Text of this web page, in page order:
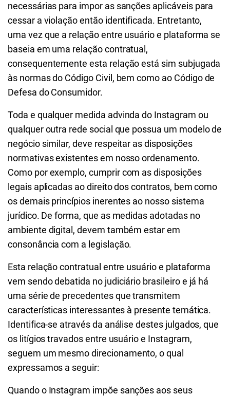
necessárias para impor as sanções aplicáveis para
cessar a violação então identificada. Entretanto,
uma vez que a relação entre usuário e plataforma se
baseia em uma relação contratual,
consequentemente esta relação está sim subjugada
às normas do Código Civil, bem como ao Código de
Defesa do Consumidor.
Toda e qualquer medida advinda do Instagram ou
qualquer outra rede social que possua um modelo de
negócio similar, deve respeitar as disposições
normativas existentes em nosso ordenamento.
Como por exemplo, cumprir com as disposições
legais aplicadas ao direito dos contratos, bem como
os demais princípios inerentes ao nosso sistema
jurídico. De forma, que as medidas adotadas no
ambiente digital, devem também estar em
consonância com a legislação.
Esta relação contratual entre usuário e plataforma
vem sendo debatida no judiciário brasileiro e já há
uma série de precedentes que transmitem
características interessantes à presente temática.
Identifica-se através da análise destes julgados, que
os litígios travados entre usuário e Instagram,
seguem um mesmo direcionamento, o qual
expressamos a seguir:
Quando o Instagram impõe sanções aos seus